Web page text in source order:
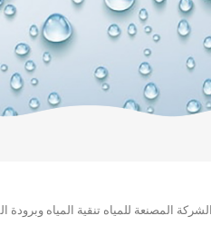
المصنعة للمياه تنقية المياه